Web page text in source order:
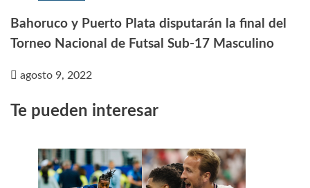
Bahoruco y Puerto Plata disputarán la final del
Torneo Nacional de Futsal Sub-17 Masculino
agosto 9, 2022
Te pueden interesar